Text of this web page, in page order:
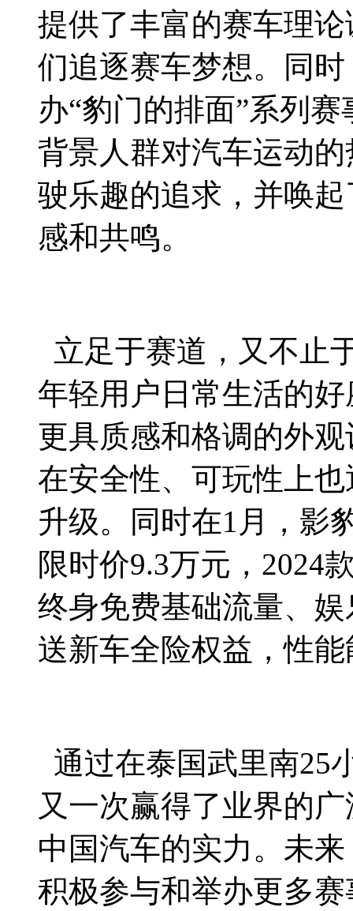
提供了丰富的赛车理
们追逐赛车梦想。同
办“豹门的排面”系列
背景人群对汽车运动
驶乐趣的追求，并唤
感和共鸣。
立足于赛道，又不止
年轻用户日常生活的
更具质感和格调的外
在安全性、可玩性上
升级。同时在1月，影
限时价9.3万元，2024
终身免费基础流量、
送新车全险权益，性
通过在泰国武里南25
又一次赢得了业界的
中国汽车的实力。未
积极参与和举办更多